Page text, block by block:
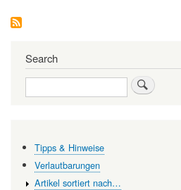
Search
Search
Tipps & Hinweise
Verlautbarungen
Artikel sortiert nach…